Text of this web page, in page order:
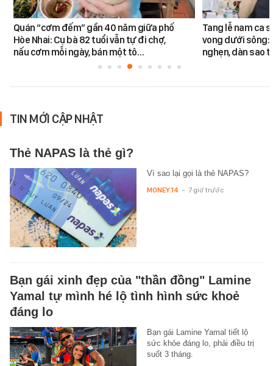
Quán “cơm đếm” gần 40 năm giữa phố
Hòe Nhai: Cụ bà 82 tuổi vẫn tự đi chợ,
nấu cơm mỗi ngày, bán một tô…
Tang lễ nam ca
vong dưới sông:
nghẹn, dàn sao
TIN MỚI CẬP NHẬT
Thẻ NAPAS là thẻ gì?
Vì sao lại gọi là thẻ NAPAS?
MONEY.14 - 7 giờ trước
Bạn gái xinh đẹp của "thần đồng" Lamine
Yamal tự mình hé lộ tình hình sức khoẻ
đáng lo
Bạn gái Lamine Yamal tiết lộ
sức khỏe đáng lo, phải điều trị
suốt 3 tháng.